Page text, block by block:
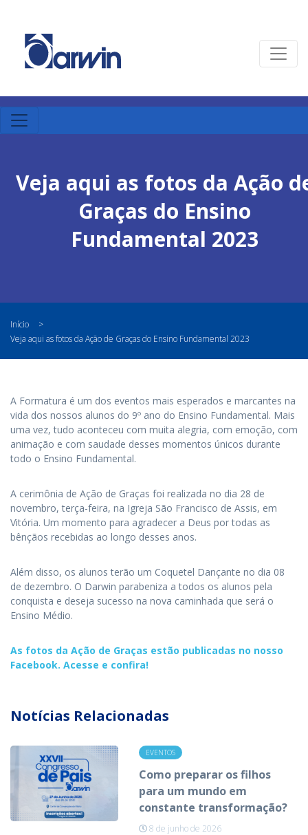
Veja aqui as fotos da Ação
Graças do Ensino
Fundamental 2023
Início
>
Veja aqui as fotos da Ação de Graças do Ensino Fundamental 2023
A Formatura é um dos eventos mais esperados e marcantes na
vida dos nossos alunos do 9º ano do Ensino Fundamental. Mais
uma vez, tudo aconteceu com muita alegria, com emoção, com
animação e com saudade desses momentos únicos durante
todo o Ensino Fundamental.
A cerimônia de Ação de Graças foi realizada no dia 28 de
novembro, terça-feira, na Igreja São Francisco de Assis, em
Vitória. Um momento para agradecer a Deus por todas as
bênçãos recebidas ao longo desses anos.
Além disso, os alunos terão um Coquetel Dançante no dia 08
de dezembro. O Darwin parabeniza a todos os alunos pela
conquista e deseja sucesso na nova caminhada que será o
Ensino Médio.
As fotos da Ação de Graças estão publicadas no nosso
Facebook. Acesse e confira!
Notícias Relacionadas
EVENTOS
Como preparar os filhos
para um mundo em
constante transformação?
8 de junho de 2026